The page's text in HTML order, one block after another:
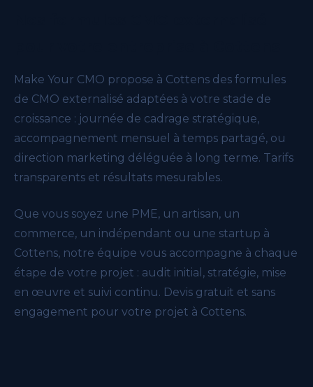
Make Your CMO propose à Cottens des formules
de CMO externalisé adaptées à votre stade de
croissance : journée de cadrage stratégique,
accompagnement mensuel à temps partagé, ou
direction marketing déléguée à long terme. Tarifs
transparents et résultats mesurables.
Que vous soyez une PME, un artisan, un
commerce, un indépendant ou une startup à
Cottens, notre équipe vous accompagne à chaque
étape de votre projet : audit initial, stratégie, mise
en œuvre et suivi continu. Devis gratuit et sans
engagement pour votre projet à Cottens.